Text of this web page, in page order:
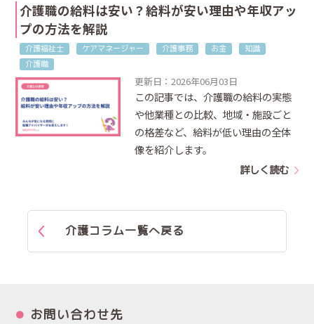
介護職の給料は安い？給料が安い理由や年収アッ
プの方法を解説
介護福祉士 ケアマネージャー 介護事務 お金
知識
介護職
更新日：2026年06月03日
この記事では、介護職の給料の実態
や他業種との比較、地域・施設ごと
の格差など、給料が低い理由の全体
像を紹介します。
詳しく読む
介護コラム一覧へ戻る
お問い合わせ先